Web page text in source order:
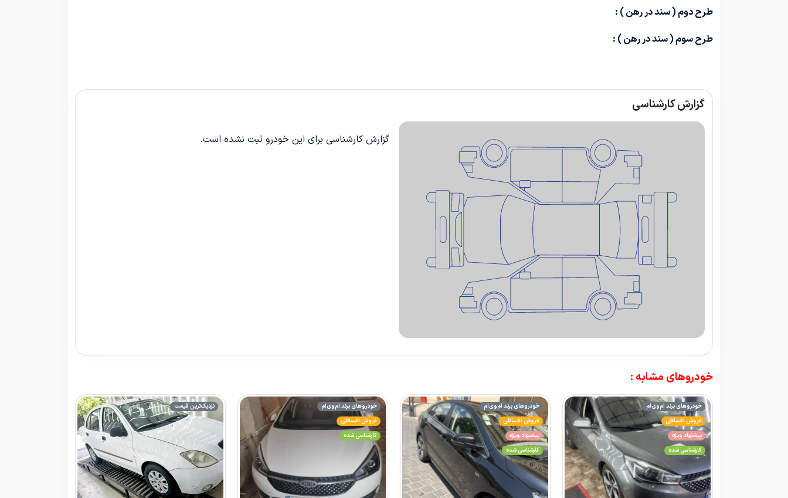
طرح دوم ( سند در رهن ) :
طرح سوم ( سند در رهن ) :
گزارش کارشناسی
گزارش کارشناسی برای این خودرو ثبت نشده است.
خودروهای مشابه :
خودروهای برند ام‌وی‌ام
فروش اقساطی
پیشنهاد ویژه
کارشناسی شده
خودروهای برند ام‌وی‌ام
فروش اقساطی
پیشنهاد ویژه
کارشناسی شده
خودروهای برند ام‌وی‌ام
فروش اقساطی
کارشناسی شده
نزدیک‌ترین قیمت